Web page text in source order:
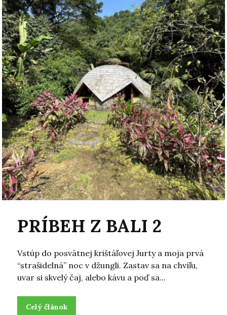
PRÍBEH Z BALI 2
Vstúp do posvätnej krištáľovej Jurty a moja prvá
“strašidelná” noc v džungli. Zastav sa na chvíľu,
uvar si skvelý čaj, alebo kávu a poď sa...
Celý článok